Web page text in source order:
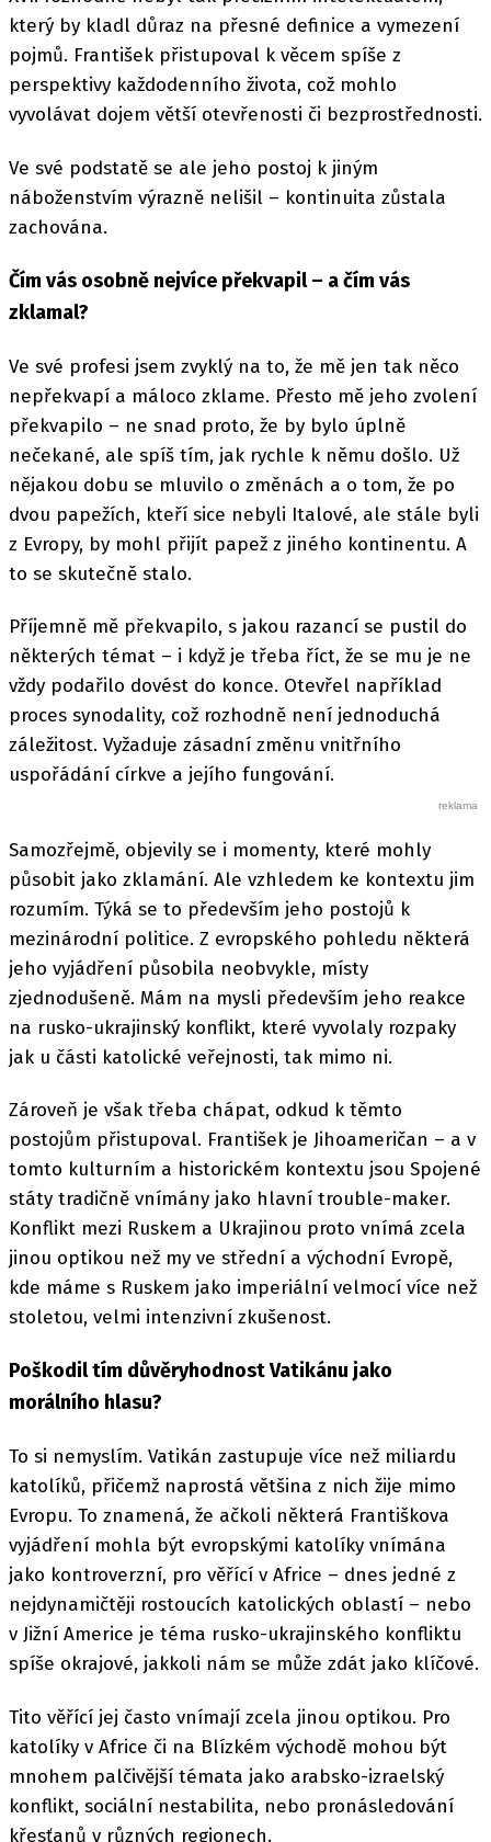
který by kladl důraz na přesné definice a vymezení
pojmů. František přistupoval k věcem spíše z
perspektivy každodenního života, což mohlo
vyvolávat dojem větší otevřenosti či bezprostřednosti.
Ve své podstatě se ale jeho postoj k jiným
náboženstvím výrazně nelišil – kontinuita zůstala
zachována.
Čím vás osobně nejvíce překvapil – a čím vás
zklamal?
Ve své profesi jsem zvyklý na to, že mě jen tak něco
nepřekvapí a máloco zklame. Přesto mě jeho zvolení
překvapilo – ne snad proto, že by bylo úplně
nečekané, ale spíš tím, jak rychle k němu došlo. Už
nějakou dobu se mluvilo o změnách a o tom, že po
dvou papežích, kteří sice nebyli Italové, ale stále byli
z Evropy, by mohl přijít papež z jiného kontinentu. A
to se skutečně stalo.
Příjemně mě překvapilo, s jakou razancí se pustil do
některých témat – i když je třeba říct, že se mu je ne
vždy podařilo dovést do konce. Otevřel například
proces synodality, což rozhodně není jednoduchá
záležitost. Vyžaduje zásadní změnu vnitřního
uspořádání církve a jejího fungování.
Samozřejmě, objevily se i momenty, které mohly
působit jako zklamání. Ale vzhledem ke kontextu jim
rozumím. Týká se to především jeho postojů k
mezinárodní politice. Z evropského pohledu některá
jeho vyjádření působila neobvykle, místy
zjednodušeně. Mám na mysli především jeho reakce
na rusko-ukrajinský konflikt, které vyvolaly rozpaky
jak u části katolické veřejnosti, tak mimo ni.
Zároveň je však třeba chápat, odkud k těmto
postojům přistupoval. František je Jihoameričan – a v
tomto kulturním a historickém kontextu jsou Spojené
státy tradičně vnímány jako hlavní trouble-maker.
Konflikt mezi Ruskem a Ukrajinou proto vnímá zcela
jinou optikou než my ve střední a východní Evropě,
kde máme s Ruskem jako imperiální velmocí více než
stoletou, velmi intenzivní zkušenost.
Poškodil tím důvěryhodnost Vatikánu jako
morálního hlasu?
To si nemyslím. Vatikán zastupuje více než miliardu
katolíků, přičemž naprostá většina z nich žije mimo
Evropu. To znamená, že ačkoli některá Františkova
vyjádření mohla být evropskými katolíky vnímána
jako kontroverzní, pro věřící v Africe – dnes jedné z
nejdynamičtěji rostoucích katolických oblastí – nebo
v Jižní Americe je téma rusko-ukrajinského konfliktu
spíše okrajové, jakkoli nám se může zdát jako klíčové.
Tito věřící jej často vnímají zcela jinou optikou. Pro
katolíky v Africe či na Blízkém východě mohou být
mnohem palčivější témata jako arabsko-izraelský
konflikt, sociální nestabilita, nebo pronásledování
křesťanů v různých regionech.